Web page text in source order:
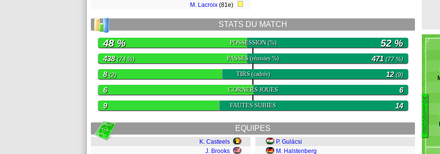
M. Lacroix (81e)
STATS DU MATCH
POSSESSION(%)
48 % 52 %
PASSES(réussies %)
438(74 %) 471 (77 %)
TIRS(cadrés)
8(2) 12(9)
CORNERS JOUES
6 6
FAUTES SUBIES
9 14
EQUIPES
K. Casteels
J. Brooks
P. Gulácsi
M. Halstenberg
W
O
L
F
S
B
O
U
R
G